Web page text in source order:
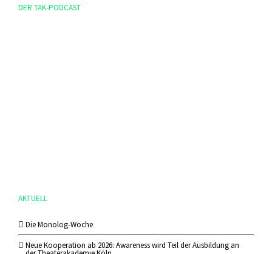
DER TAK-PODCAST
AKTUELL
Die Monolog-Woche
Neue Kooperation ab 2026: Awareness wird Teil der Ausbildung an